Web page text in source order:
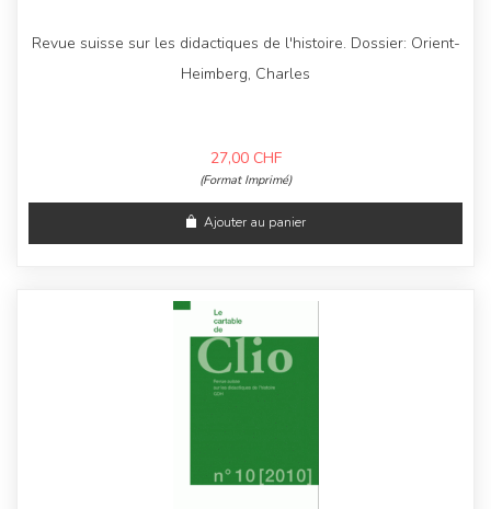
Revue suisse sur les didactiques de l'histoire. Dossier: Orient-
Heimberg, Charles
27,00 CHF
(Format Imprimé)
Ajouter au panier